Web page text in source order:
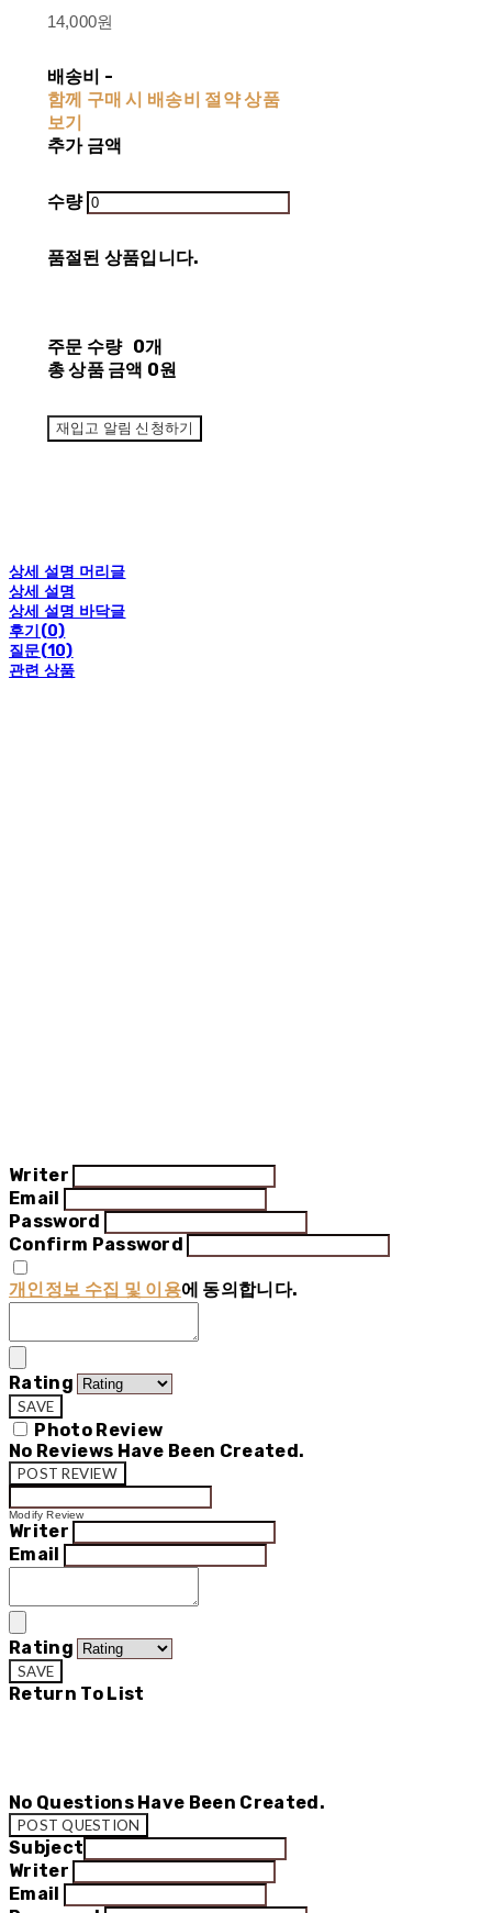
14,000원
배송비 -
함께 구매 시 배송비 절약 상품
보기
추가 금액
수량
품절된 상품입니다.
주문 수량 0개
총 상품 금액 0원
재입고 알림 신청하기
상세 설명 머리글
상세 설명
상세 설명 바닥글
후기(0)
질문(10)
관련 상품
Writer
Email
Password
Confirm Password
개인정보 수집 및 이용에 동의합니다.
Rating
SAVE
Photo Review
No Reviews Have Been Created.
POST REVIEW
Modify Review
Writer
Email
Rating
SAVE
Return To List
No Questions Have Been Created.
POST QUESTION
Subject
Writer
Email